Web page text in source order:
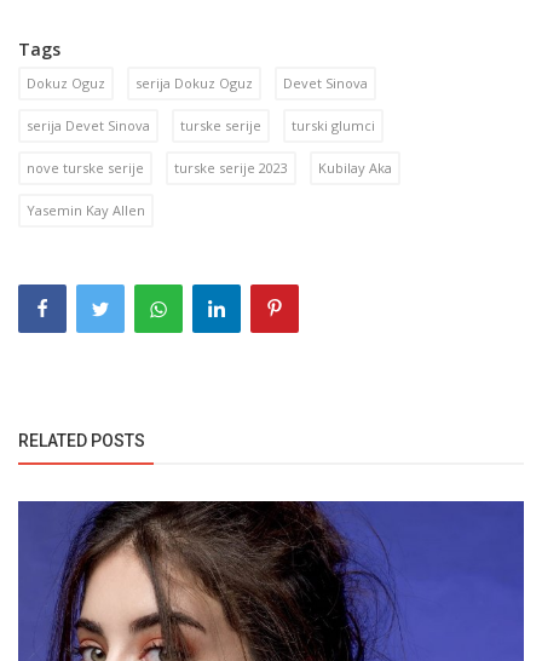
Tags
Dokuz Oguz serija Dokuz Oguz Devet Sinova
serija Devet Sinova turske serije turski glumci
nove turske serije turske serije 2023 Kubilay Aka
Yasemin Kay Allen
RELATED POSTS